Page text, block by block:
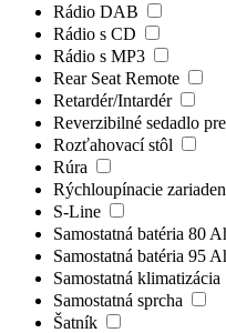
Rádio DAB
Rádio s CD
Rádio s MP3
Rear Seat Remote
Retardér/Intardér
Reverzibilné sedadlo
Rozťahovací stôl
Rúra
Rýchloupínacie
S-Line
Samostatná batéria 80
Samostatná batéria 95
Samostatná klimatizácia
Samostatná sprcha
Šatník